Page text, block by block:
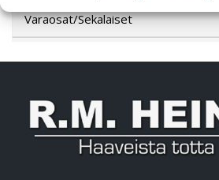
Varaosat/Sekalaiset